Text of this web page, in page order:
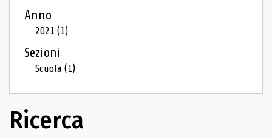
Anno
2021(1)
Sezioni
Scuola(1)
Ricerca